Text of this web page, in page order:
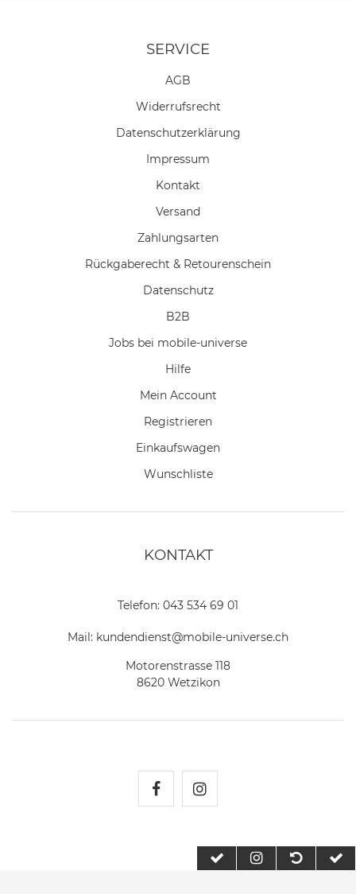
SERVICE
AGB
Widerrufs­recht
Daten­schutz­erklärung
Impressum
Kontakt
Versand
Zahlungsarten
Rückgaberecht & Retourenschein
Datenschutz
B2B
Jobs bei mobile-universe
Hilfe
Mein Account
Registrieren
Einkaufswagen
Wunschliste
KONTAKT
Telefon: 043 534 69 01
Mail: kundendienst@mobile-universe.ch
Motorenstrasse 118
8620 Wetzikon